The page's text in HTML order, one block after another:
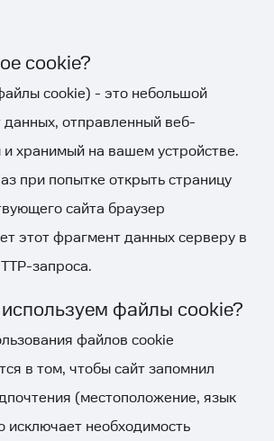
cookie?
cookie) - это небольшой
отправленный веб-
хранимый на вашем устройстве.
при попытке открыть страницу
сайта браузер
этот фрагмент данных серверу в
запроса.
файлы cookie?
файлов cookie
в том, чтобы сайт запомнил
(местоположение, язык
исключает необходимость